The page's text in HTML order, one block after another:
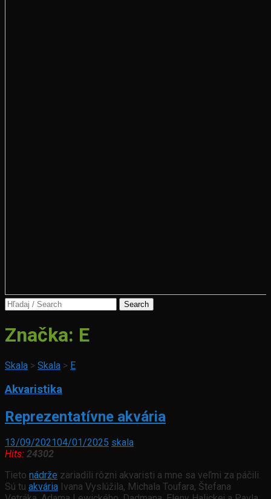
Search
Značka: E
Skala > Skala > E
Akvaristika
Reprezentatívne akvária
13/09/202104/01/2025 skala
Hits: 24302
Tieto nádrže zariadili rôzni akvaristi a mne sa veľmi za páčili.
Sú tu akvária Ivana Vyslúžila, Michala Toufara, Štefana